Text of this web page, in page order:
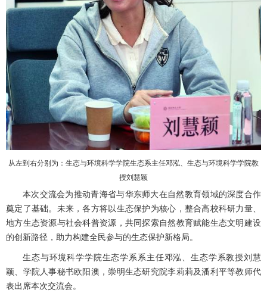
从左到右分别为：生态与环境科学学院生态系主任邓泓、生态与环境科学学院教
授刘慧颖
本次交流会为推动青海省与华东师大在自然教育领域的深度合作
奠定了基础。未来，各方将以生态保护为核心，整合高校科研力量、
地方生态资源与社会科普资源，共同探索自然教育赋能生态文明建设
的创新路径，助力构建全民参与的生态保护新格局。
生态与环境科学学院生态学系系主任邓泓、生态学系教授刘慧
颖、学院人事秘书欧阳澳，崇明生态研究院李莉莉及潘利平等教师代
表出席本次交流会。